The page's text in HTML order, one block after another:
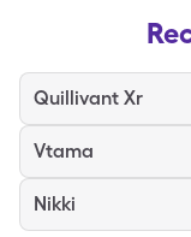
Quillivant Xr
Vtama
Nikki